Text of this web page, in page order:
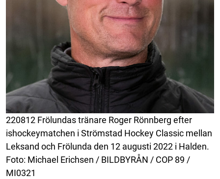
220812 Frölundas tränare Roger Rönnberg efter
ishockeymatchen i Strömstad Hockey Classic mellan
Leksand och Frölunda den 12 augusti 2022 i Halden.
Foto: Michael Erichsen / BILDBYRÅN / COP 89 /
MI0321